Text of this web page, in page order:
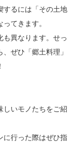
するには「その土地
てきます。
も異なります。せっ
ぜひ「郷土料理」
しいモノたちをご紹
に行った際はぜひ指